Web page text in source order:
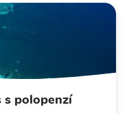
s polopenzí